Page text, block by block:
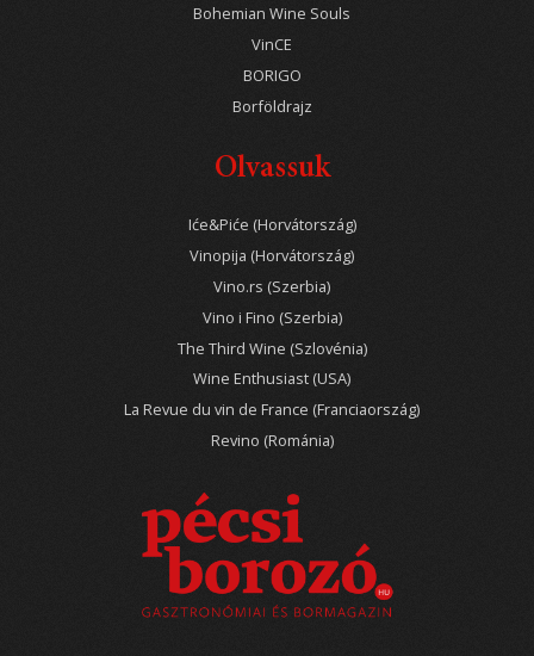
Bohemian Wine Souls
VinCE
BORIGO
Borföldrajz
Olvassuk
Iće&Piće (Horvátország)
Vinopija (Horvátország)
Vino.rs (Szerbia)
Vino i Fino (Szerbia)
The Third Wine (Szlovénia)
Wine Enthusiast (USA)
La Revue du vin de France (Franciaország)
Revino (Románia)